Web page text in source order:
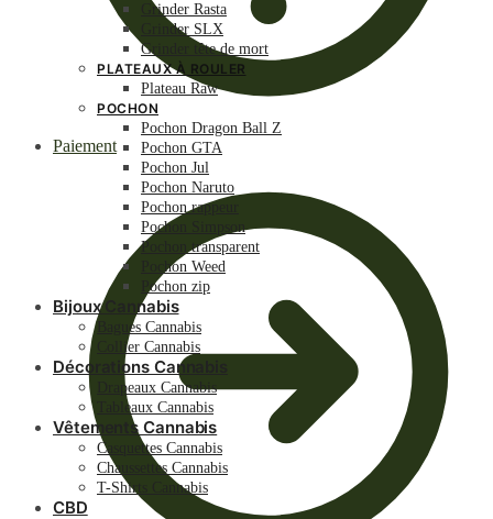
Paiement
Grinder Rasta
Grinder SLX
Grinder tête de mort
PLATEAUX À ROULER
Plateau Raw
POCHON
Pochon Dragon Ball Z
Pochon GTA
Pochon Jul
Pochon Naruto
Pochon rappeur
Pochon Simpson
Pochon transparent
Pochon Weed
Pochon zip
Bijoux Cannabis
Bagues Cannabis
Collier Cannabis
Décorations Cannabis
Drapeaux Cannabis
Tableaux Cannabis
Vêtements Cannabis
Casquettes Cannabis
Chaussettes Cannabis
T-Shirts Cannabis
CBD